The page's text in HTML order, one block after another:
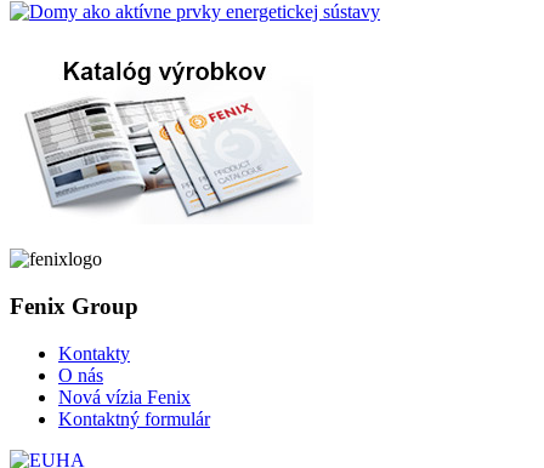
Fenix Group
Kontakty
O nás
Nová vízia Fenix
Kontaktný formulár